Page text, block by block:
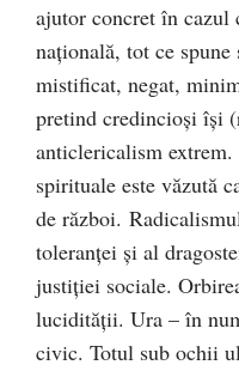
ajutor concret în cazul
naţională, tot ce spune
mistificat, negat,
pretind credincioşi îşi
anticlericalism extrem.
spirituale este văzută
de război.
toleranţei şi al
justiţiei sociale.
lucidităţii. Ura – în
civic. Totul sub ochii